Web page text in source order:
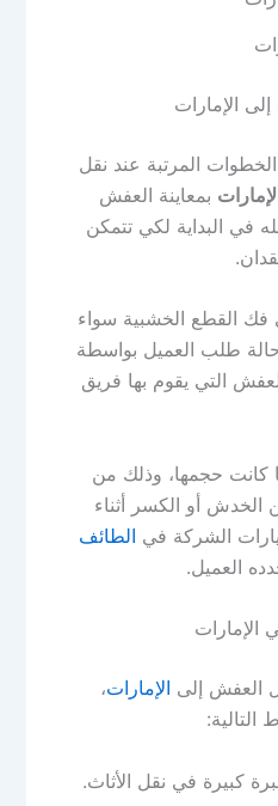
الإمارات
المرتبة عند نقل
بمعاينة العفش
في البداية لكي تتمكن
فك القطع الخشبية سواء
طلب العميل بواسطة
التي يقوم بها فريق
كانت حجمها، وذلك من
الخدش أو الكسر أثناء
الشركة في الطائف
العميل.
العفش إلى الإمارات،
كبيرة في نقل الأثاث.